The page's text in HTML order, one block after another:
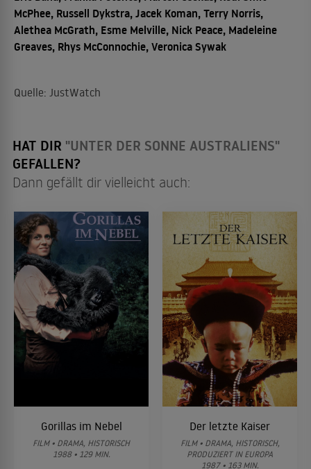
McPhee, Russell Dykstra, Jacek Koman, Terry Norris,
Alethea McGrath, Esme Melville, Nick Peace, Madeleine
Greaves, Rhys McConnochie, Veronica Sywak
Quelle: JustWatch
HAT DIR "UNTER DER SONNE AUSTRALIENS"
GEFALLEN?
Dann gefällt dir vielleicht auch:
Gorillas im Nebel
FILM • DRAMA, HISTORISCH
1988 • 129 MIN.
Der letzte Kaiser
FILM • DRAMA, HISTORISCH,
PRODUZIERT IN EUROPA
1987 • 163 MIN.